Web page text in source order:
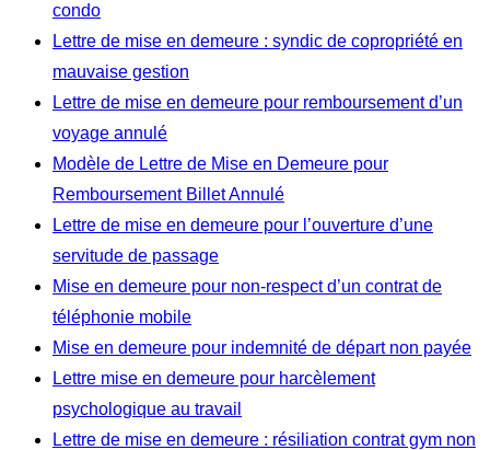
condo
Lettre de mise en demeure : syndic de copropriété en
mauvaise gestion
Lettre de mise en demeure pour remboursement d’un
voyage annulé
Modèle de Lettre de Mise en Demeure pour
Remboursement Billet Annulé
Lettre de mise en demeure pour l’ouverture d’une
servitude de passage
Mise en demeure pour non-respect d’un contrat de
téléphonie mobile
Mise en demeure pour indemnité de départ non payée
Lettre mise en demeure pour harcèlement
psychologique au travail
Lettre de mise en demeure : résiliation contrat gym non